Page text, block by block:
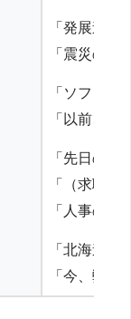
「発展途
「震災の
「ソフト
「以前、
「先日の
「（求職
「人事の方
「北海道
「今、弊